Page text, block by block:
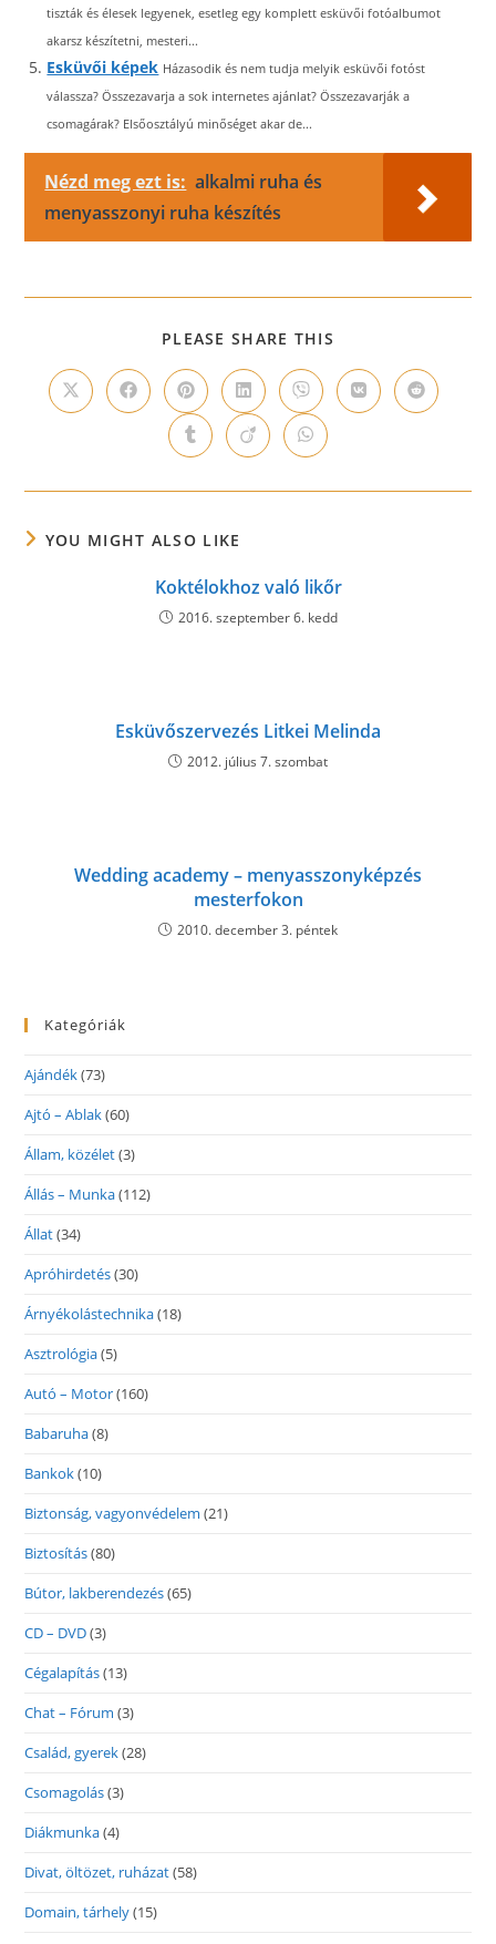
tiszták és élesek legyenek, esetleg egy komplett esküvői fotóalbumot
akarsz készítetni, mesteri...
Esküvői képek Házasodik és nem tudja melyik esküvői fotóst
válassza? Összezavarja a sok internetes ajánlat? Összezavarják a
csomagárak? Elsőosztályú minőséget akar de...
Nézd meg ezt is: alkalmi ruha és
menyasszonyi ruha készítés
PLEASE SHARE THIS
CONTENT
Opens
in
Opens
in
window
Opens
in
a
new
window
Opens
in
a
new
window
Opens
in
a
new
window
Opens
in
Opens
in
Opens
in
new
Opens
in
new
Opens
in
new
YOU MIGHT ALSO LIKE
Koktélokhoz való likőr
2016. szeptember 6. kedd
Esküvőszervezés Litkei Melinda
2012. július 7. szombat
Wedding academy – menyasszonyképzés
mesterfokon
2010. december 3. péntek
Kategóriák
Ajándék(73)
Ajtó – Ablak(60)
Állam, közélet(3)
Állás – Munka(112)
Állat(34)
Apróhirdetés(30)
Árnyékolástechnika(18)
Asztrológia(5)
Autó – Motor(160)
Babaruha(8)
Bankok(10)
Biztonság, vagyonvédelem (21)
Biztosítás(80)
Bútor, lakberendezés(65)
CD – DVD(3)
Cégalapítás(13)
Chat – Fórum (3)
Család, gyerek(28)
Csomagolás(3)
Diákmunka(4)
Divat, öltözet, ruházat(58)
Domain, tárhely(15)